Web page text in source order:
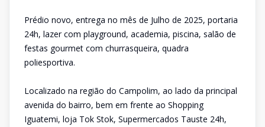
Prédio novo, entrega no mês de Julho de 2025, portaria
24h, lazer com playground, academia, piscina, salão de
festas gourmet com churrasqueira, quadra
poliesportiva.
Localizado na região do Campolim, ao lado da principal
avenida do bairro, bem em frente ao Shopping
Iguatemi, loja Tok Stok, Supermercados Tauste 24h,